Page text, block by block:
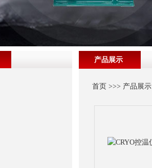
产品展示
首页 >>> 产品展示